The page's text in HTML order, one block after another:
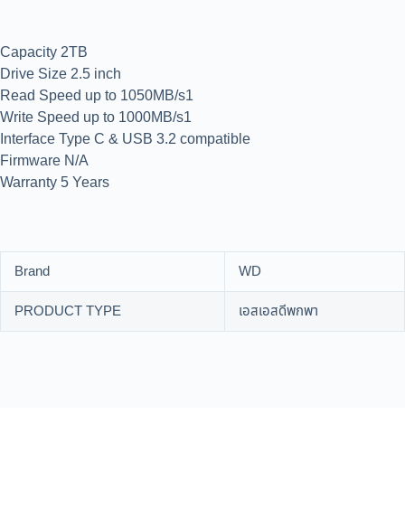
Capacity 2TB
Drive Size 2.5 inch
Read Speed up to 1050MB/s1
Write Speed up to 1000MB/s1
Interface Type C & USB 3.2 compatible
Firmware N/A
Warranty 5 Years
Brand
WD
PRODUCT TYPE
เอสเอสดีพกพา